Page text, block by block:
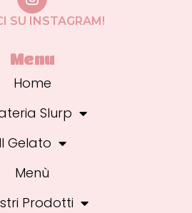
SU INSTAGRAM!
Menu
Home
Slurp
Il Gelato
Menù
Prodotti